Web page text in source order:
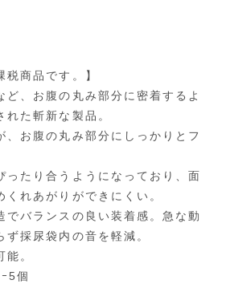
税商品です。】
ど、お腹の丸み部分に密着するよ
れた斬新な製品。
、お腹の丸み部分にしっかりとフ
ったり合うようになっており、面
れあがりができにくい。
でバランスの良い装着感。急な動
ず採尿袋内の音を軽減。
。
5個